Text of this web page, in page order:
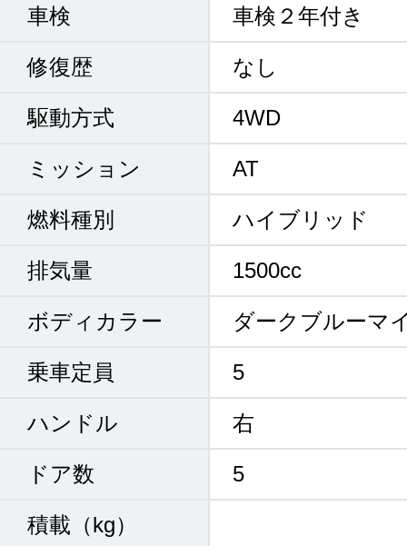
車検 車検２年付き
修復歴 なし
駆動方式 4WD
ミッション AT
燃料種別 ハイブリッド
排気量 1500cc
ボディカラー ダークブルーマ
乗車定員 5
ハンドル 右
ドア数 5
積載（kg）